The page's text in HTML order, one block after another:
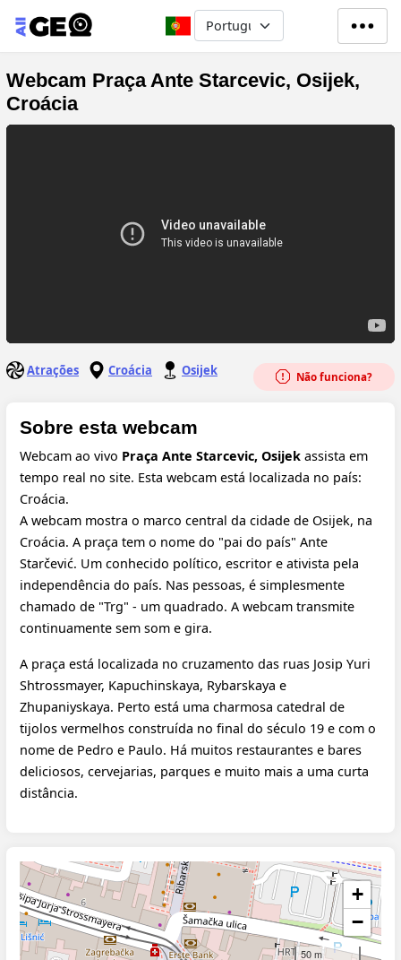
Passar para o conteúdo principal
Select your language
Webcam Praça Ante Starcevic, Osijek,
Croácia
Atrações Croácia Osijek Não funciona?
Sobre esta webcam
Webcam ao vivo Praça Ante Starcevic, Osijek assista em
tempo real no site. Esta webcam está localizada no país:
Croácia.
A webcam mostra o marco central da cidade de Osijek, na
Croácia. A praça tem o nome do "pai do país" Ante
Starčević. Um conhecido político, escritor e ativista pela
independência do país. Nas pessoas, é simplesmente
chamado de "Trg" - um quadrado. A webcam transmite
continuamente sem som e gira.
A praça está localizada no cruzamento das ruas Josip Yuri
Shtrossmayer, Kapuchinskaya, Rybarskaya e
Zhupaniyskaya. Perto está uma charmosa catedral de
tijolos vermelhos construída no final do século 19 e com o
nome de Pedro e Paulo. Há muitos restaurantes e bares
deliciosos, cervejarias, parques e muito mais a uma curta
distância.
+
−
50 m